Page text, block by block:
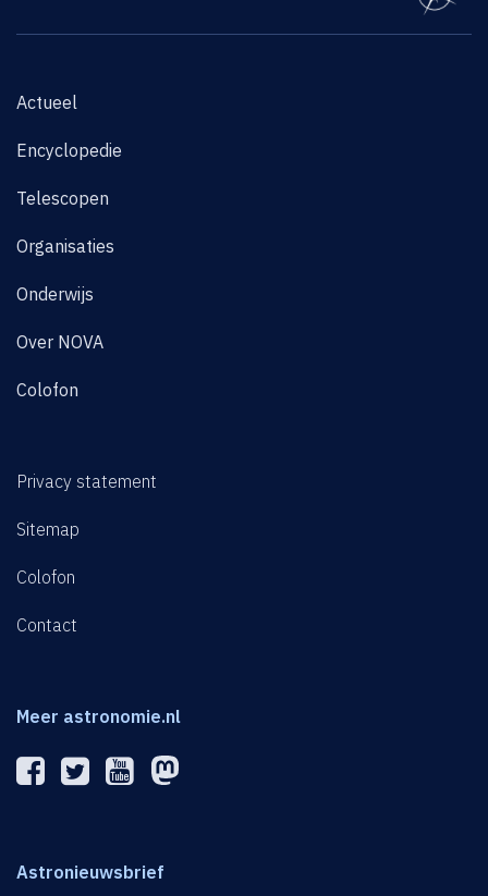
Actueel
Encyclopedie
Telescopen
Organisaties
Onderwijs
Over NOVA
Colofon
Privacy statement
Sitemap
Colofon
Contact
Meer astronomie.nl
Astronieuwsbrief